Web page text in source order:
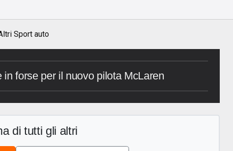
Sport auto
in forse per il nuovo pilota McLaren
di tutti gli altri